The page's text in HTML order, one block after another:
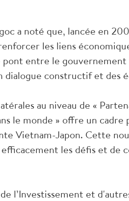
a noté que, lancée en
les liens
entre le
dialogue constructif et des
au niveau de «
le monde » offre un
Vietnam-Japon. Cette
les défis et de
l’Investissement et